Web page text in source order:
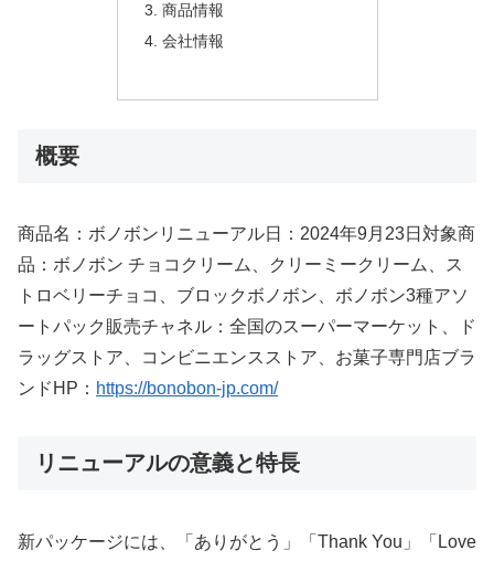
商品情報
会社情報
概要
商品名：ボノボンリニューアル日：2024年9月23日対象商
品：ボノボン チョコクリーム、クリーミークリーム、ス
トロベリーチョコ、ブロックボノボン、ボノボン3種アソ
ートパック販売チャネル：全国のスーパーマーケット、ド
ラッグストア、コンビニエンスストア、お菓子専門店ブラ
ンドHP： https://bonobon-jp.com/
リニューアルの意義と特長
新パッケージには、「ありがとう」「Thank You」「Love